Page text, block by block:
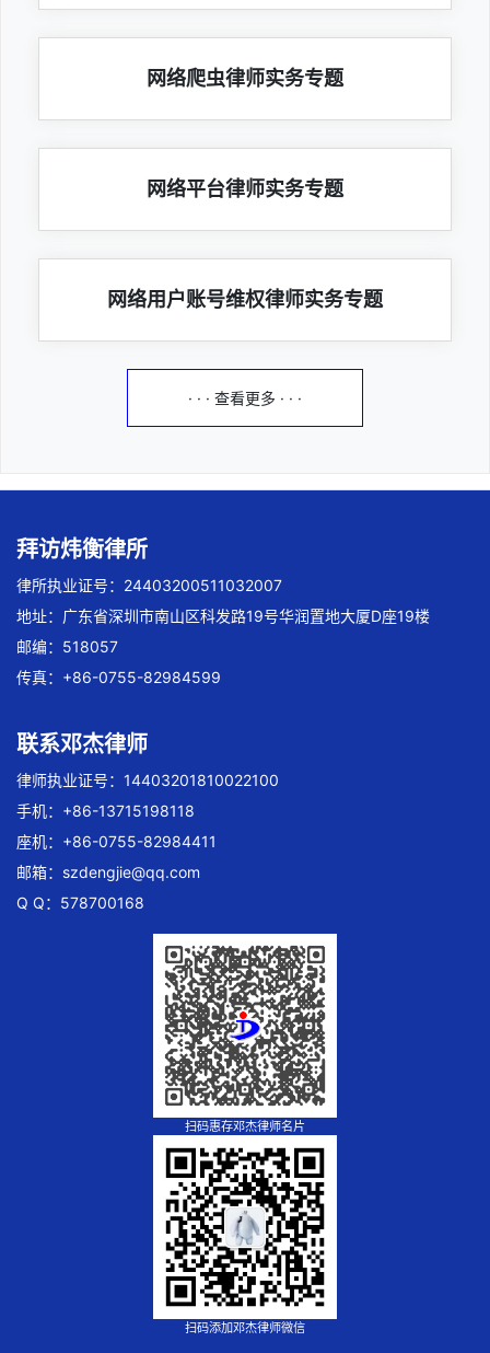
网络爬虫律师实务专题
网络平台律师实务专题
网络用户账号维权律师实务专题
· · · 查看更多 · · ·
拜访炜衡律所
律所执业证号：24403200511032007
地址：广东省深圳市南山区科发路19号华润置地大厦D座19楼
邮编：518057
传真：+86-0755-82984599
联系邓杰律师
律师执业证号：14403201810022100
手机：+86-13715198118
座机：+86-0755-82984411
邮箱： szdengjie@qq.com
Q Q：578700168
扫码惠存邓杰律师名片
扫码添加邓杰律师微信